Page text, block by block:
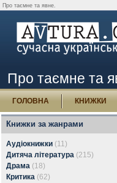
Про таємне та явне.
Про таємне та
ГОЛОВНА КНИЖКИ
Книжки за жанрами
Аудіокнижки (11)
Дитяча література (215)
Драма (18)
Критика (62)